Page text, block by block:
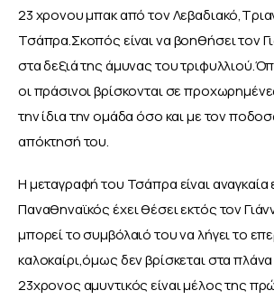
23 χρονου μπακ από τον
Τσάπρα.Σκοπός είναι να βοηθήσει τον
στα δεξιά της άμυνας του
οι πράσινοι βρίσκονται σε
την ίδια την ομάδα όσο και με τον
απόκτησή του.
Η μεταγραφή του Τσάπρα είναι
Παναθηναϊκός έχει θέσει εκτός τον
μπορεί το συμβόλαιό του να λήγει το
καλοκαίρι,όμως δεν βρίσκεται στα
23χρονος αμυντικός είναι μέλος της